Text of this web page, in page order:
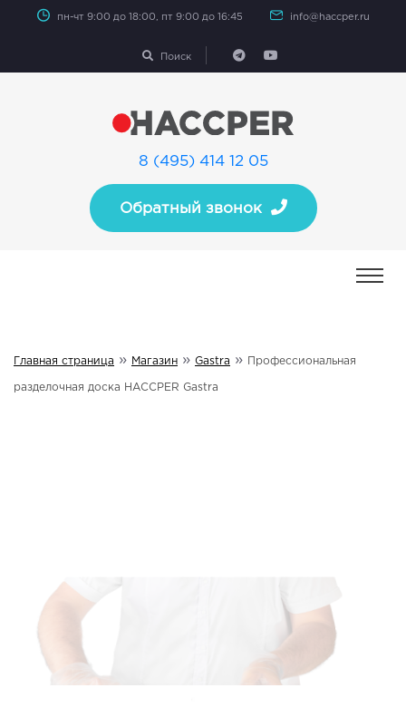
пн-чт 9:00 до 18:00, пт 9:00 до 16:45 info@haccper.ru
Поиск
8 (495) 414 12 05
Обратный звонок
Главная страница » Магазин » Gastra » Профессиональная
разделочная доска HACCPER Gastra